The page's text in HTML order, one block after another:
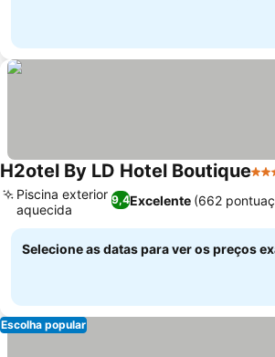
H2otel By LD Hotel Boutique4
9,4Excelente (662
Piscina exterior
aquecida
Selecione as datas para ver os preços
Escolha popular